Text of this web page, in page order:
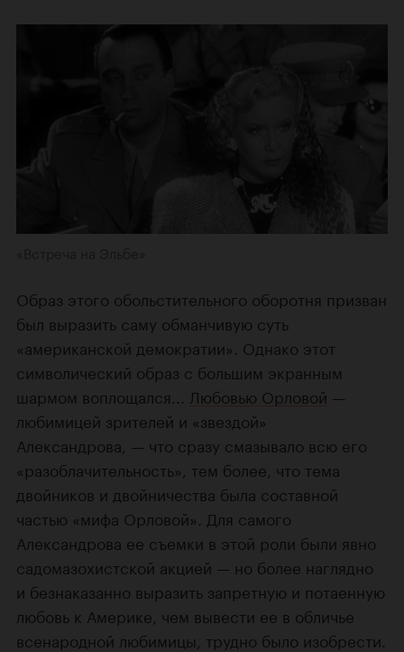
Образ этого обольстительного оборотня призван
был выразить саму обманчивую суть
«американской демократии». Однако этот
символический образ с большим экранным
шармом воплощался...
Любовью Орловой —
любимицей зрителей и «звездой»
Александрова, — что сразу смазывало всю его
«разоблачительность», тем более, что тема
двойников и двойничества была составной
частью «мифа Орловой». Для самого
Александрова ее съемки в этой роли были явно
садомазохистской акцией — но более наглядно
и безнаказанно выразить запретную и потаенную
любовь к Америке, чем вывести ее в обличье
всенародной любимицы, трудно было изобрести.